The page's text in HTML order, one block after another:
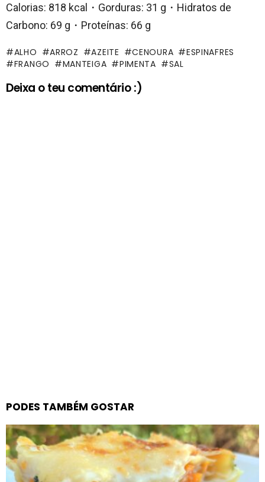
Calorias: 818 kcal・Gorduras: 31 g・Hidratos de
Carbono: 69 g・Proteínas: 66 g
ALHO ARROZ AZEITE CENOURA
ESPINAFRES
FRANGO
MANTEIGA PIMENTA SAL
Deixa o teu comentário :)
PODES TAMBÉM GOSTAR